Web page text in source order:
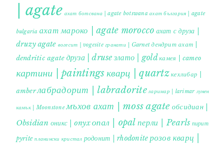
| agate ахат ботсвана | agate botswana ахат българия | agate
bulgaria ахат мароко | agate morocco ахат с друза |
druzy agate вогесит | vogesite гранати | Garnet дендрит ахат |
dendritic agate друза | druse злато | gold камея | cameo
картини | paintings кварц | quartzкехлибар |
amberлабрадорит | labradorite ларимар | larimar лунен
камък | Moonstone мъхов ахат | moss agate обсидиан |
Obsidian оникс | onyxопал | opal перли | Pearls пирит |
pyrite планински кристал родонит | rhodonite розов кварц |